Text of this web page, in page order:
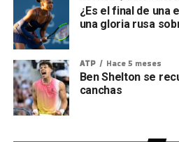
¿Es el final de una
una gloria rusa
ATP Hace 5 meses
Ben Shelton se
canchas